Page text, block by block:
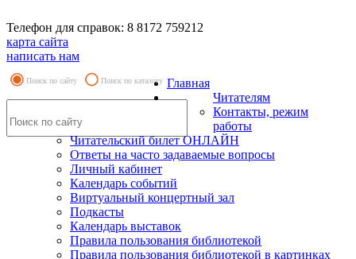
Телефон для справок: 8 8172 759212
карта сайта
написать нам
Поиск по сайту Поиск по каталогу Главная
Читателям
Контакты, режим
работы
Читательский билет ОНЛАЙН
Ответы на часто задаваемые вопросы
Личный кабинет
Календарь событий
Виртуальный концертный зал
Подкасты
Календарь выставок
Правила пользования библиотекой
Правила пользования библиотекой в картинках